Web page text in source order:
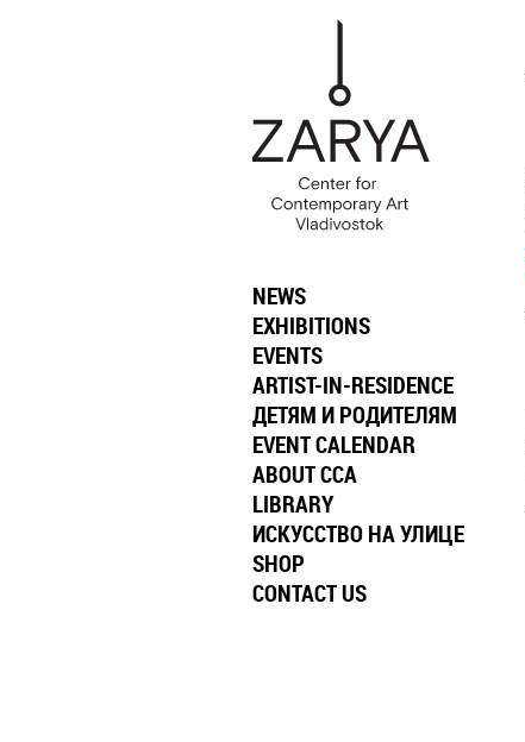
NEWS
EXHIBITIONS
EVENTS
ARTIST-IN-RESIDENCE
ДЕТЯМ И РОДИТЕЛЯМ
EVENT CALENDAR
ABOUT CCA
LIBRARY
ИСКУССТВО НА УЛИЦЕ
SHOP
CONTACT US